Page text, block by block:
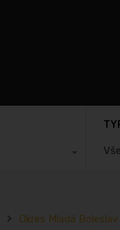
Okres Mladá Boleslav